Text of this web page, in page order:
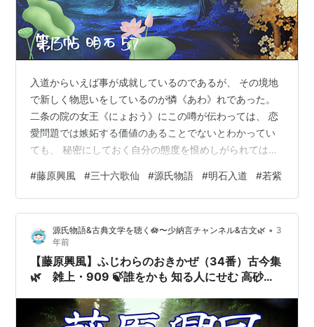
入道からいえば事が成就しているのであるが、 その境地
で新しく物思いをしているのが憐《あわ》れであった。
二条の院の女王《にょおう》にこの噂が伝わっては、 恋
愛問題では嫉妬する価値のあることでないとわかってい
ても、 秘密にしておく自分の態度を恨めしがられては苦
夫人をどれほど愛しているかは これだけでも想像するこ
とができるのである。 女王も源氏を愛することの深いだ
け、 他の愛人との関係に不快な色を見せたそのおりおり
のことを 今思い出して、 なぜつまらぬことで恨めしい心
にさせたかと、 取り返したいくらいにそれを後悔してい
る源氏なのである。 🪷🎼孤…
#藤原興風 #三十六歌仙 #源氏物語 #明石入道 #若紫
源氏物語&古典文学を聴く🪷〜少納言チャンネル&古文🌿 • 3
年前
【藤原興風】ふじわらのおきかぜ（34番）古今集
🌿 雑上・909 🍃誰をかも 知る人にせむ 高砂の